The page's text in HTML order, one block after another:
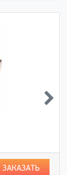
ЗАКАЗАТЬ